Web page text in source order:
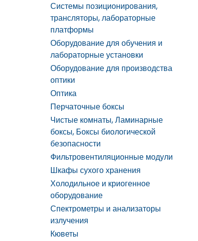
Системы позиционирования,
трансляторы, лабораторные
платформы
Оборудование для обучения и
лабораторные установки
Оборудование для производства
оптики
Оптика
Перчаточные боксы
Чистые комнаты, Ламинарные
боксы, Боксы биологической
безопасности
Фильтровентиляционные модули
Шкафы сухого хранения
Холодильное и криогенное
оборудование
Спектрометры и анализаторы
излучения
Кюветы